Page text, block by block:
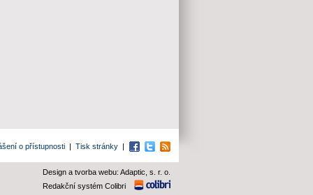
o přístupnosti | Tisk stránky | Facebook
TwitterRSS
Design a tvorba webu: Adaptic, s. r. o.
Redakční systém Colibri